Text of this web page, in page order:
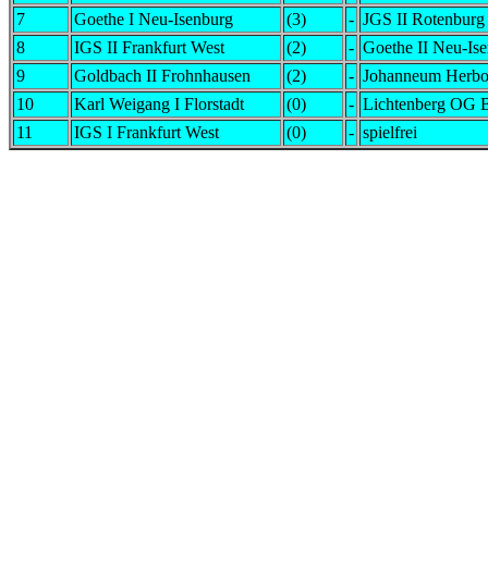
7
Goethe I Neu-Isenburg (3) - JGS II Rotenburg
8
IGS II Frankfurt West (2) - Goethe II Neu-
9
Goldbach II Frohnhausen (2) - Johanneum
10
Karl Weigang I Florstadt (0) - Lichtenberg OG
11
IGS I Frankfurt West (0) - spielfrei